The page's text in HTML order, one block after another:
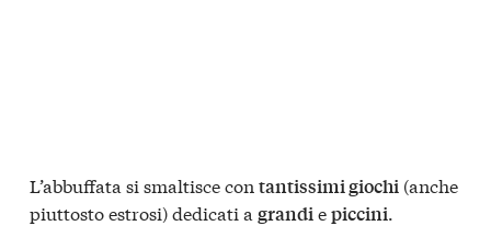
L’abbuffata si smaltisce con tantissimi giochi (anche
piuttosto estrosi) dedicati a grandi epiccini